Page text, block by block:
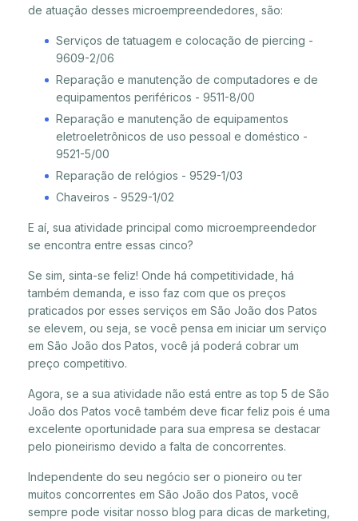
de atuação desses microempreendedores, são:
Serviços de tatuagem e colocação de piercing -
9609-2/06
Reparação e manutenção de computadores e de
equipamentos periféricos - 9511-8/00
Reparação e manutenção de equipamentos
eletroeletrônicos de uso pessoal e doméstico -
9521-5/00
Reparação de relógios - 9529-1/03
Chaveiros - 9529-1/02
E aí, sua atividade principal como microempreendedor
se encontra entre essas cinco?
Se sim, sinta-se feliz! Onde há competitividade, há
também demanda, e isso faz com que os preços
praticados por esses serviços em São João dos Patos
se elevem, ou seja, se você pensa em iniciar um serviço
em São João dos Patos, você já poderá cobrar um
preço competitivo.
Agora, se a sua atividade não está entre as top 5 de São
João dos Patos você também deve ficar feliz pois é uma
excelente oportunidade para sua empresa se destacar
pelo pioneirismo devido a falta de concorrentes.
Independente do seu negócio ser o pioneiro ou ter
muitos concorrentes em São João dos Patos, você
sempre pode visitar nosso blog para dicas de marketing,